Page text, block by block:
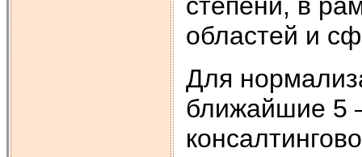
областей и
Для
ближайшие 5